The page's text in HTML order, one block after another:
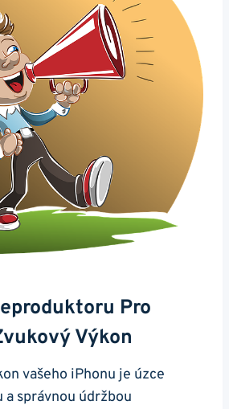
Pro
Výkon
vašeho iPhonu je úzce
správnou údržbou